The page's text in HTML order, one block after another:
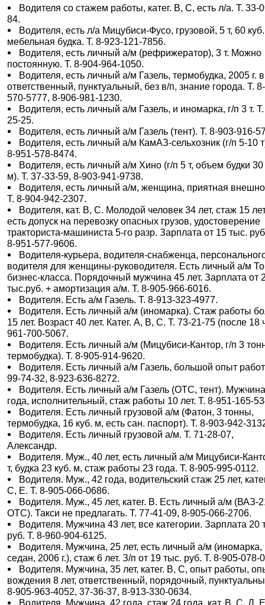
Водителя со стажем работы, катег. В, С, есть л/а. Т. 33-
84.
Водителя, есть л/а Мицубиси-Фусо, грузовой, 5 т, 60
мебельная будка. Т. 8-923-121-7856.
Водителя, есть личный а/м (рефрижератор), 3 т. Можно
постоянную. Т. 8-904-964-1050.
Водителя, есть личный а/м Газель, термобудка, 2005 г.
ответственный, пунктуальный, без в/п, знание города. Т.
570-5777, 8-906-981-1230.
Водителя, есть личный а/м Газель, и иномарка, г/п 3 т.
25-25.
Водителя, есть личный а/м Газель (тент). Т. 8-903-916-
Водителя, есть личный а/м КамАЗ-сельхозник (г/п 5-10
8-951-578-8474.
Водителя, есть личный а/м Хино (г/п 5 т, объем будки 30
м). Т. 37-33-59, 8-903-941-9738.
Водителя, есть личный а/м, женщина, приятная
Т. 8-904-942-2307.
Водителя, кат. В, С. Молодой человек 34 лет, стаж 15
есть допуск на перевозку опасных грузов, удостоверение
тракториста-машиниста 5-го разр. Зарплата от 15 тыс.
8-951-577-9606.
Водителя-курьера, водителя-снабженца,
водителя для женщины-руководителя. Есть личный а/м
бизнес-класса. Порядочный мужчина 45 лет. Зарплата от
тыс.руб. + амортизация а/м. Т. 8-905-966-6016.
Водителя. Есть а/м Газель. Т. 8-913-323-4977.
Водителя. Есть личный а/м (иномарка). Стаж работы
15 лет. Возраст 40 лет. Катег. А, В, С. Т. 73-21-75 (после 18
961-700-5067.
Водителя. Есть личный а/м (Мицубиси-Кантор, г/п 3
термобудка). Т. 8-905-914-9620.
Водителя. Есть личный а/м Газель, большой опыт
99-74-32, 8-923-636-8272.
Водителя. Есть личный а/м Газель (ОТС, тент).
года, исполнительный, стаж работы 10 лет. Т. 8-951-165-
Водителя. Есть личный грузовой а/м (Фатон, 3 тонны,
термобудка, 16 куб. м, есть сан. паспорт). Т. 8-903-942-
Водителя. Есть личный грузовой а/м. Т. 71-28-07,
Александр.
Водителя. Муж., 40 лет, есть личный а/м Мицубиси-
т, будка 23 куб. м, стаж работы 23 года. Т. 8-905-995-0112.
Водителя. Муж., 42 года, водительский стаж 25 лет,
С, Е. Т. 8-905-066-0686.
Водителя. Муж., 45 лет, катег. В. Есть личный а/м (ВАЗ-
ОТС). Такси не предлагать. Т. 77-41-09, 8-905-066-2706.
Водителя. Мужчина 43 лет, все категории. Зарплата 20
руб. Т. 8-960-904-6125.
Водителя. Мужчина, 25 лет, есть личный а/м (иномарка,
седан, 2006 г.), стаж 6 лет. З/п от 19 тыс. руб. Т. 8-905-078-
Водителя. Мужчина, 35 лет, катег. В, С, опыт работы,
вождения 8 лет, ответственный, порядочный,
8-905-963-4052, 37-36-37, 8-913-330-0634.
Водителя. Мужчина, 42 года, стаж 24 года, кат. В, С, Д,